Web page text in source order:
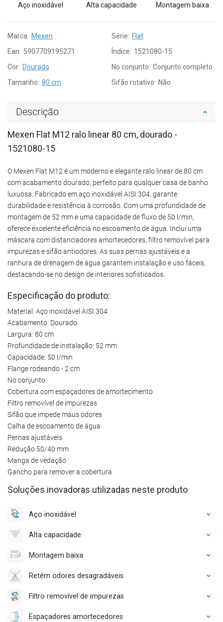
Aço inoxidável Alta capacidade Montagem baixa
Marca: Mexen Série: Flat
Ean: 5907709195271 Índice: 1521080-15
Cor: Dourado No conjunto: Conjunto completo
Tamanho: 80 cm Sifão rotativo: Não
Descrição
Mexen Flat M12 ralo linear 80 cm, dourado -
1521080-15
O Mexen Flat M12 é um moderno e elegante ralo linear de 80 cm
com acabamento dourado, perfeito para qualquer casa de banho
luxuosa. Fabricado em aço inoxidável AISI 304, garante
durabilidade e resistência à corrosão. Com uma profundidade de
montagem de 52 mm e uma capacidade de fluxo de 50 l/min,
oferece excelente eficiência no escoamento de água. Inclui uma
máscara com distanciadores amortecedores, filtro removível para
impurezas e sifão antiodores. As suas pernas ajustáveis e a
ranhura de drenagem de água garantem instalação e uso fáceis,
destacando-se no design de interiores sofisticados.
Especificação do produto:
Material: Aço inoxidável AISI 304
Acabamento: Dourado
Largura: 80 cm
Profundidade de instalação: 52 mm
Capacidade: 50 l/min
Flange rodeando - 2 cm
No conjunto:
Cobertura com espaçadores de amortecimento
Filtro removível de impurezas
Sifão que impede maus odores
Calha de escoamento de água
Pernas ajustáveis
Redução 50/40 mm
Manga de vedação
Gancho para remover a cobertura
Soluções inovadoras utilizadas neste produto
Aço inoxidável
Alta capacidade
Montagem baixa
Retém odores desagradáveis
Filtro removível de impurezas
Espaçadores amortecedores